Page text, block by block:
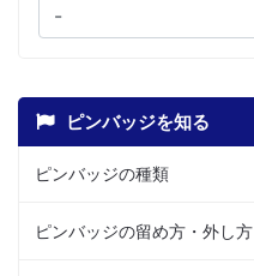
ピンバッジを知る
ピンバッジの種類
ピンバッジの留め方・外し方